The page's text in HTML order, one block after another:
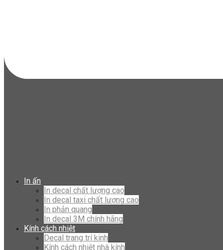
In ấn
In decal chất lượng cao
In decal taxi chất lượng cao
In phản quang
In decal 3M chính hãng
Kính cách nhiệt
Decal trang trí kinh
Kính cách nhiệt nhà kính